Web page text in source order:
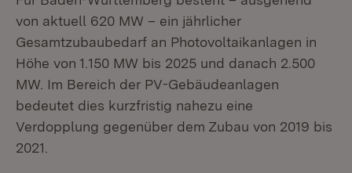
von aktuell 620 MW – ein jährli­cher
Gesamtzubaubedarf an Photovoltaikanlagen in
Höhe von 1.150 MW bis 2025 und danach 2.500
MW. Im Bereich der PV-Gebäudeanlagen
bedeutet dies kurzfristig nahezu eine
Verdopplung gegenüber dem Zubau von 2019 bis
2021.